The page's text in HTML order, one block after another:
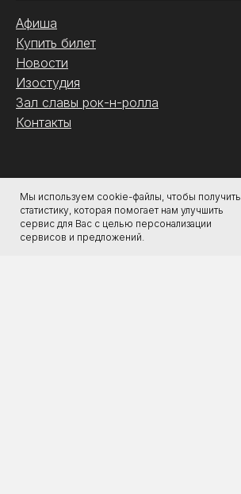
Мы используем cookie-файлы, чтобы получить
статистику, которая помогает нам улучшить
сервис для Вас с целью персонализации
сервисов и предложений.
Афиша
Купить билет
Новости
Изостудия
Зал славы рок-н-ролла
Контакты
.
О галерее
Магазин